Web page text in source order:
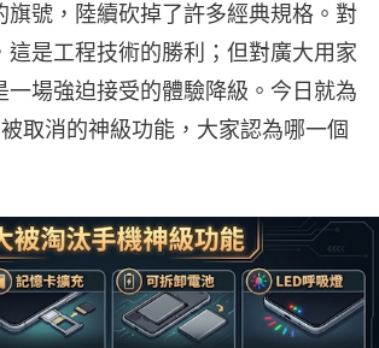
旗號，陸續砍掉了許多經典規格。對
這是工程技術的勝利；但對廣大用家
一場強迫接受的體驗降級。今日就為
取消的神級功能，大家認為哪一個